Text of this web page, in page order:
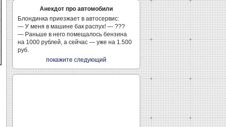
Анекдот про автомобили
Блондинка приезжает в автосервис:
— У меня в машине бак распух! — ???
— Раньше в него помещалось бензина
на 1000 рублей, а сейчас — уже на 1.500
руб.
покажите следующий